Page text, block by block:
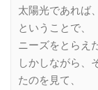
太陽光であれば
ということで、
ニーズをとらえ
しかしながら、
たのを見て、